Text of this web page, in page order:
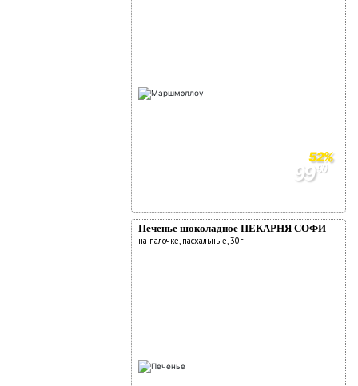
52%
9990
Печенье шоколадное ПЕКАРНЯ СОФИ
на палочке, пасхальные, 30г